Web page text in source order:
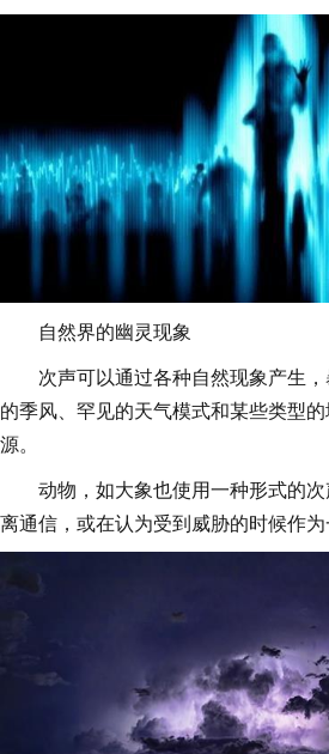
自然界的幽灵现象
次声可以通过各种自然现象产生
的季风、罕见的天气模式和某些类型
源。
动物，如大象也使用一种形式的
离通信，或在认为受到威胁的时候作为